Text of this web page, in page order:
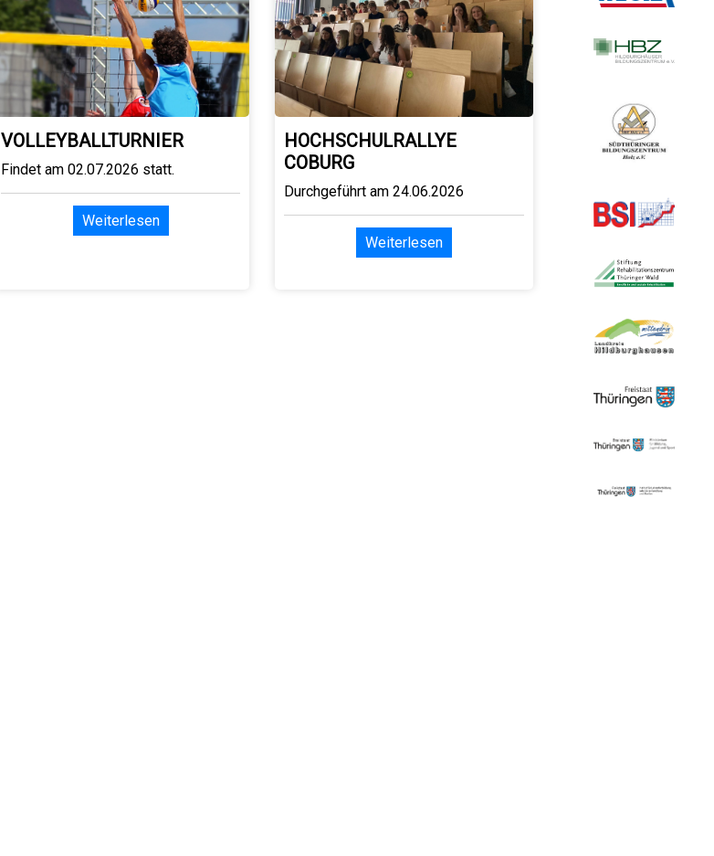
VOLLEYBALLTURNIER
Findet am 02.07.2026 statt.
Weiterlesen
HOCHSCHULRALLYE
COBURG
Durchgeführt am 24.06.2026
Weiterlesen